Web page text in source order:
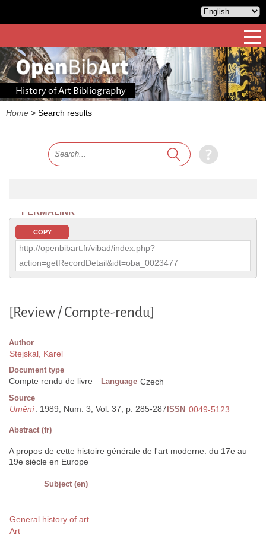
History of Art Bibliography
Home > Search results
PERMALINK
COPY
http://openbibart.fr/vibad/index.php?
action=getRecordDetail&idt=oba_0023477
[Review / Compte-rendu]
Author
Stejskal, Karel
Document type
Compte rendu de livre Language Czech
Source
Umění. 1989, Num. 3, Vol. 37, p. 285-287 ISSN 0049-5123
Abstract (fr)
A propos de cette histoire générale de l'art moderne: du 17e au
19e siècle en Europe
Subject (en)
General history of art
Art